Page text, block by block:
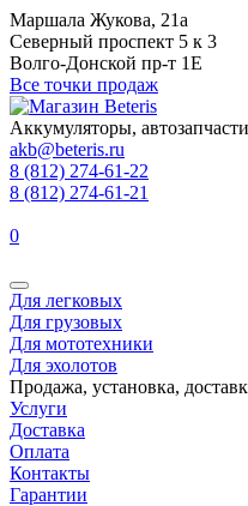
Маршала Жукова, 21а
Северный проспект 5 к 3
Волго-Донской пр-т 1Е
Все точки продаж
Аккумуляторы, автозапчасти
akb@beteris.ru
8 (812) 274-61-22
8 (812) 274-61-21
0
Для легковых
Для грузовых
Для мототехники
Для эхолотов
Продажа, установка,
Услуги
Доставка
Оплата
Контакты
Гарантии